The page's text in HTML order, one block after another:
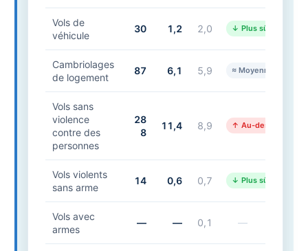
Vols de
véhicule
30 1,2 2,0 ↓ Plus sûr
Cambriolages
de logement
87 6,1 5,9 ≈ Moyenne
Vols sans
violence
contre des
personnes
28
8
11,4 8,9 ↑ Au-dessus
Vols violents
sans arme
14 0,6 0,7 ↓ Plus sûr
Vols avec
armes
— — 0,1 —